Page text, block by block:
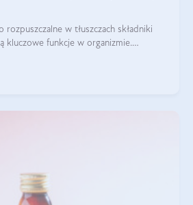
w tłuszczach składniki
kluczowe funkcje w organizmie.